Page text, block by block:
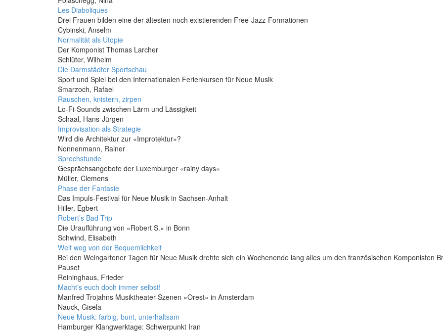
Les Diaboliques
Drei Frauen bilden eine der ältesten noch existierenden Free-Jazz-Formationen
Cybinski, Anselm
Normalität als Utopie
Der Komponist Thomas Larcher
Schlüter, Wilhelm
Die Darmstädter Sportschau
Sport und Spiel bei den Internationalen Ferienkursen für Neue Musik
Smarzoch, Rafael
Rauschen, knistern, zirpen
Lo-Fi-Sounds zwischen Lärm und Lässigkeit
Schaal, Hans-Jürgen
Improvisation als Strategie
Wird die Architektur zur «Improtektur»?
Nonnenmann, Rainer
Sprechstunde
Gesprächsangebote der Luxemburger «rainy days»
Müller, Clemens
Phase der Fantasie
Das Impuls-Festival für Neue Musik in Sachsen-Anhalt
Hiller, Egbert
Robert’s Bad Trip
Die Uraufführung von «Robert S.» in Bonn
Schwind, Elisabeth
Weit weg von der Bequemlichkeit
Bei den Weingartener Tagen für Neue Musik drehte sich ein Wochenende lang alles um den französischen Komponisten
Pauset
Reininghaus, Frieder
Macht’s euch doch immer selbst!
Manfred Trojahns Musiktheater-Szenen «Orest» in Amsterdam
Nauck, Gisela
Neue Musik: farbig, bunt, unterhaltsam
Hamburger Klangwerktage: Schwerpunkt Iran